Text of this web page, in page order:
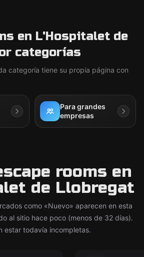
en L'Hospitalet de
categorías
categoría tiene su propia página con
Para grandes
empresas
rooms en
de Llobregat
como «Nuevo» aparecen en esta
al sitio hace poco (menos de 32 días).
estar todavía incompletas.